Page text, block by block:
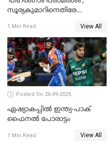
സൂര്യകുമാറിനെതിരേ
ഹാരിസ് റൗഫിനും പിഴ ശിക്ഷ
1 Min Read View All
Posted On 26-09-2025
ഏഷ്യാകപ്പില്‍ ഇന്ത്യ-പാക്
ഫൈനല്‍ പോരാട്ടം
1 Min Read View All